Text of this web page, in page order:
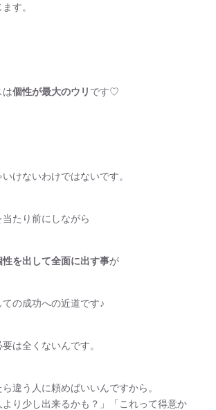
す。
は個性が最大のウリ です♡
けないわけではないです。
たり前にしながら
性を出して全面に出す事が
の成功への近道です♪
は全くないんです。
違う人に頼めばいいんですから。
より少し出来るかも？」「これって得意か